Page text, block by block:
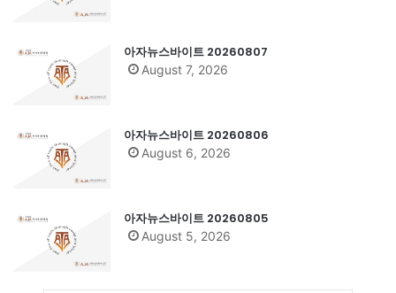
아자뉴스바이트 20260807
August 7, 2026
아자뉴스바이트 20260806
August 6, 2026
아자뉴스바이트 20260805
August 5, 2026